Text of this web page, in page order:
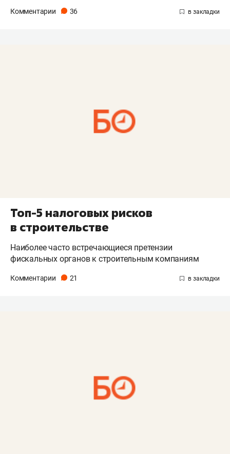
Комментарии 36
Топ-5 налоговых рисков
в строительстве
Наиболее часто встречающиеся претензии
фискальных органов к строительным компаниям
Комментарии 21